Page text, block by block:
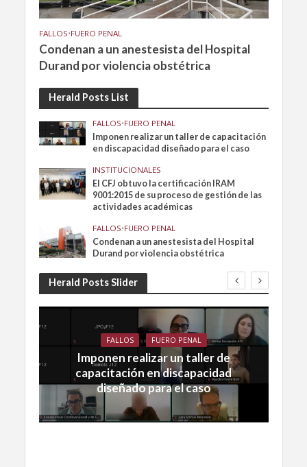
FALLOS•FUERO PENAL
Condenan a un anestesista del Hospital
Durand por violencia obstétrica
Herald Posts List
FALLOS•FUERO PENAL
Imponen realizar un taller de capacitación
en discapacidad diseñado para el caso
INSTITUCIONALES
El CFJ obtuvo la certificación IRAM
9001:2015 de su proceso de gestión de las
actividades académicas
FALLOS•FUERO PENAL
Condenan a un anestesista del Hospital
Durand por violencia obstétrica
Herald Posts Slider
FALLOS FUERO PENAL
Imponen realizar un taller de
capacitación en discapacidad
diseñado para el caso